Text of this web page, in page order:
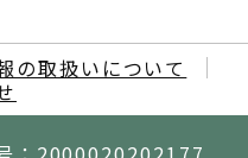
の取扱いについて